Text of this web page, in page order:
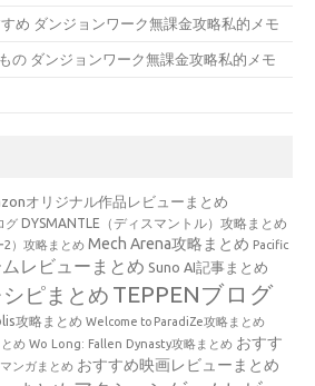
め ダンジョンワーク無課金攻略私的メモ
の ダンジョンワーク無課金攻略私的メモ
オリジナル作品レビューまとめ
グ DYSMANTLE（ディスマントル）攻略まとめ
2）攻略まとめ Mech Arena攻略まとめ Pacific
ムレビューまとめ Suno AI記事まとめ
ピまとめ TEPPENブログ
攻略まとめ Welcome to ParadiZe攻略まとめ
め Wo Long: Fallen Dynasty攻略まとめ おすす
ンガまとめ おすすめ映画レビューまとめ